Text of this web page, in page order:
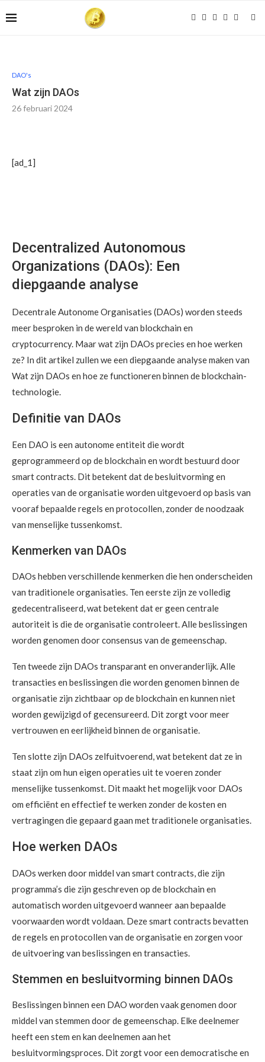
DAO's
Wat zijn DAOs
26 februari 2024
[ad_1]
Decentralized Autonomous
Organizations (DAOs): Een
diepgaande analyse
Decentrale Autonome Organisaties (DAOs) worden steeds
meer besproken in de wereld van blockchain en
cryptocurrency. Maar wat zijn DAOs precies en hoe werken
ze? In dit artikel zullen we een diepgaande analyse maken van
Wat zijn DAOs en hoe ze functioneren binnen de blockchain-
technologie.
Definitie van DAOs
Een DAO is een autonome entiteit die wordt
geprogrammeerd op de blockchain en wordt bestuurd door
smart contracts. Dit betekent dat de besluitvorming en
operaties van de organisatie worden uitgevoerd op basis van
vooraf bepaalde regels en protocollen, zonder de noodzaak
van menselijke tussenkomst.
Kenmerken van DAOs
DAOs hebben verschillende kenmerken die hen onderscheiden
van traditionele organisaties. Ten eerste zijn ze volledig
gedecentraliseerd, wat betekent dat er geen centrale
autoriteit is die de organisatie controleert. Alle beslissingen
worden genomen door consensus van de gemeenschap.
Ten tweede zijn DAOs transparant en onveranderlijk. Alle
transacties en beslissingen die worden genomen binnen de
organisatie zijn zichtbaar op de blockchain en kunnen niet
worden gewijzigd of gecensureerd. Dit zorgt voor meer
vertrouwen en eerlijkheid binnen de organisatie.
Ten slotte zijn DAOs zelfuitvoerend, wat betekent dat ze in
staat zijn om hun eigen operaties uit te voeren zonder
menselijke tussenkomst. Dit maakt het mogelijk voor DAOs
om efficiënt en effectief te werken zonder de kosten en
vertragingen die gepaard gaan met traditionele organisaties.
Hoe werken DAOs
DAOs werken door middel van smart contracts, die zijn
programma’s die zijn geschreven op de blockchain en
automatisch worden uitgevoerd wanneer aan bepaalde
voorwaarden wordt voldaan. Deze smart contracts bevatten
de regels en protocollen van de organisatie en zorgen voor
de uitvoering van beslissingen en transacties.
Stemmen en besluitvorming binnen DAOs
Beslissingen binnen een DAO worden vaak genomen door
middel van stemmen door de gemeenschap. Elke deelnemer
heeft een stem en kan deelnemen aan het
besluitvormingsproces. Dit zorgt voor een democratische en